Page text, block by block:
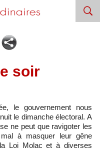
soir
le dimanche électoral. A
ne peut que ravigoter les
à masquer leur gêne
Loi Molac et à diverses